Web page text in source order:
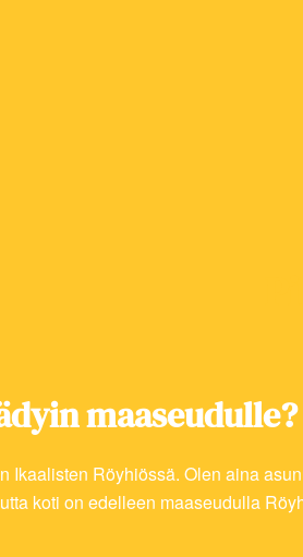
maaseudulle?
Ikaalisten Röyhiössä. Olen aina
koti on edelleen maaseudulla